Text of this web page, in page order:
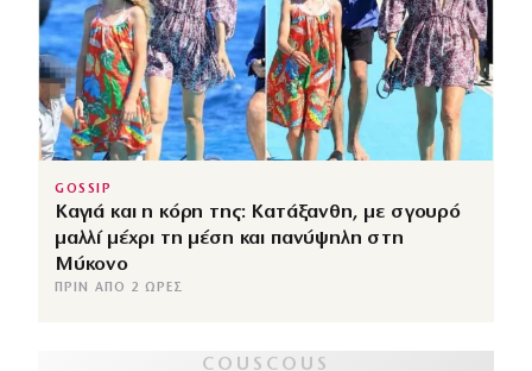
GOSSIP
Καγιά και η κόρη της: Κατάξανθη, με σγουρό
μαλλί μέχρι τη μέση και πανύψηλη στη
Μύκονο
ΠΡΙΝ ΑΠΌ 2 ΏΡΕΣ